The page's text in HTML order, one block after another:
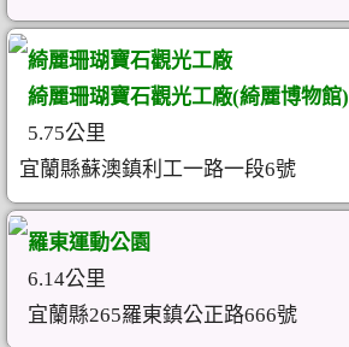
綺麗珊瑚寶石觀光工廠
綺麗珊瑚寶石觀光工廠(綺麗博物館)
5.75公里
宜蘭縣蘇澳鎮利工一路一段6號
羅東運動公園
6.14公里
宜蘭縣265羅東鎮公正路666號